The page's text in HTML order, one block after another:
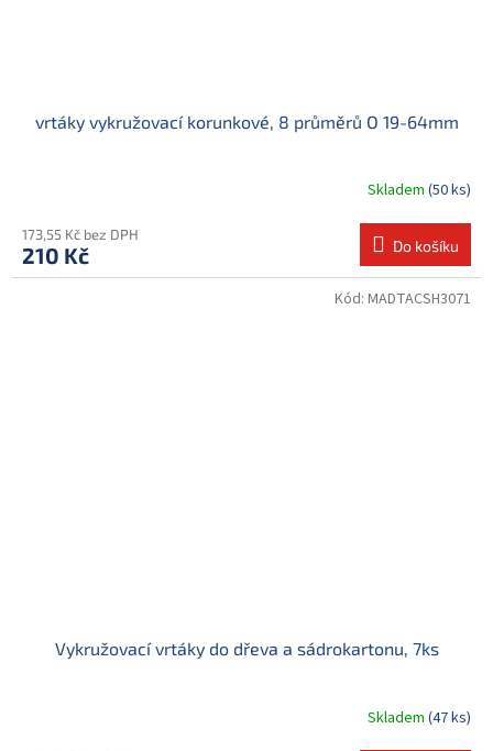
vrtáky vykružovací korunkové, 8 průměrů O 19-64mm
Skladem (50 ks)
173,55 Kč bez DPH
210 Kč Do košíku
Vykružovací vrtáky do dřeva a sádrokartonu, 7ks
Skladem (47 ks)
Kód: MADTACSH3071